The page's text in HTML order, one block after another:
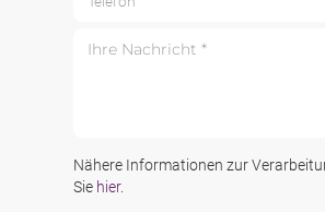
Telefon
Nähere Informationen zur
Sie hier.